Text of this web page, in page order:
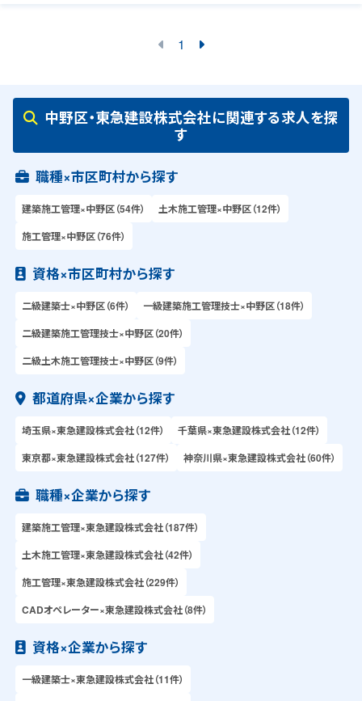
1
中野区・東急建設株式会社に関連する求人を探
す
職種×市区町村から探す
建築施工管理×中野区（54件）
土木施工管理×中野区（12件）
施工管理×中野区（76件）
資格×市区町村から探す
二級建築士×中野区（6件）
一級建築施工管理技士×中野区（18件）
二級建築施工管理技士×中野区（20件）
二級土木施工管理技士×中野区（9件）
都道府県×企業から探す
埼玉県×東急建設株式会社（12件）
千葉県×東急建設株式会社（12件）
東京都×東急建設株式会社（127件）
神奈川県×東急建設株式会社（60件）
職種×企業から探す
建築施工管理×東急建設株式会社（187件）
土木施工管理×東急建設株式会社（42件）
施工管理×東急建設株式会社（229件）
CADオペレーター×東急建設株式会社（8件）
資格×企業から探す
一級建築士×東急建設株式会社（11件）